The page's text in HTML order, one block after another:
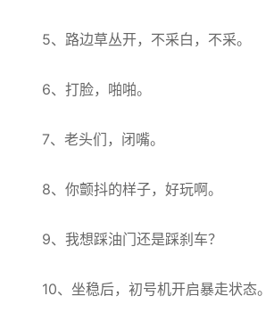
5、路边草丛开，不采白，不采。
6、打脸，啪啪。
7、老头们，闭嘴。
8、你颤抖的样子，好玩啊。
9、我想踩油门还是踩刹车？
10、坐稳后，初号机开启暴走状态。